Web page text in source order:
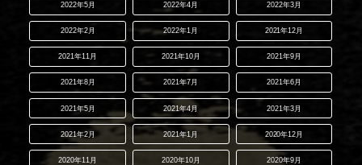
2022年5月 2022年4月 2022年3月
2022年2月 2022年1月 2021年12月
2021年11月 2021年10月 2021年9月
2021年8月 2021年7月 2021年6月
2021年5月 2021年4月 2021年3月
2021年2月 2021年1月 2020年12月
2020年11月 2020年10月 2020年9月